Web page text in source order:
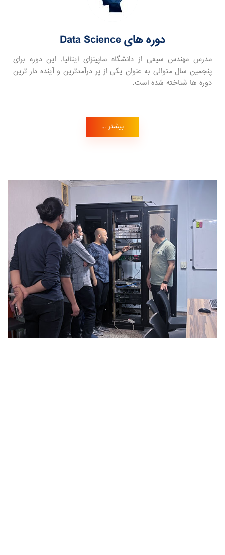
دوره های Data Science
مدرس مهندس سیفی از دانشگاه ساپینزای ایتالیا. این دوره برای
پنجمین سال متوالی به عنوان یکی از پر درآمدترین و آینده دار ترین
دوره ها شناخته شده است.
بیشتر ...